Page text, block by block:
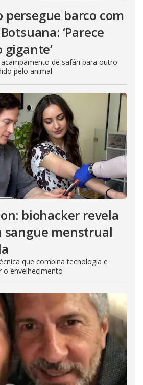
persegue barco com
‘Parece
de safári para outro
pelo animal
biohacker revela
sangue menstrual
que combina tecnologia e
o envelhecimento